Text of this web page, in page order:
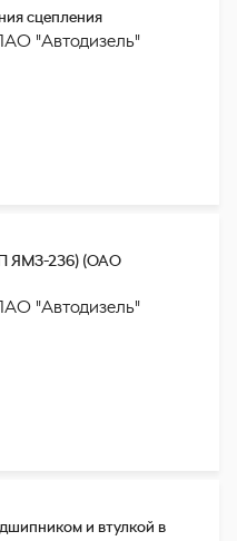
сцепления
"Автодизель"
ЯМЗ-236) (ОАО
"Автодизель"
и втулкой в